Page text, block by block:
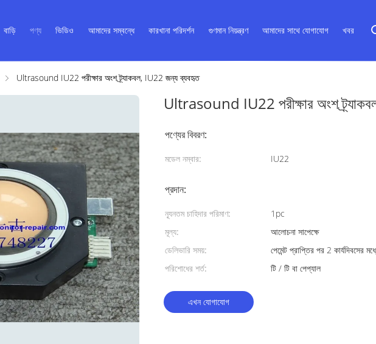
বাড়ি পণ্য ভিডিও আমাদের সম্বন্ধে কারখানা পরিদর্শন গুণমান নিয়ন্ত্রণ আমাদের সাথে যোগাযোগ খবর
Ultrasound IU22 পরীক্ষার অংশ ট্র্যাকবল, IU22 জন্য ব্যবহৃত
Ultrasound IU22 পরীক্ষার অংশ
পণ্যের বিবরণ:
মডেল নম্বার: IU22
প্রদান:
ন্যূনতম চাহিদার পরিমাণ:
1pc
মূল্য:
আলোচনা সাপেক্ষে
ডেলিভারি সময়:
পেমেন্ট প্রাপ্তির পর 2 কার্যদিবসের
পরিশোধের শর্ত:
টি / টি বা পেপ্যাল
এখন যোগাযোগ